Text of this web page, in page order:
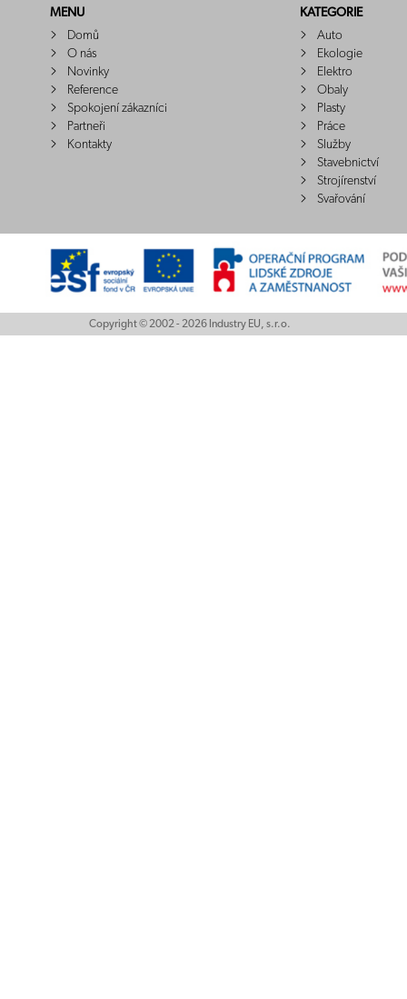
MENU
Domů
O nás
Novinky
Reference
Spokojení zákazníci
Partneři
Kontakty
KATEGORIE
Auto
Ekologie
Elektro
Obaly
Plasty
Práce
Služby
Stavebnictví
Strojírenství
Svařování
Copyright © 2002 - 2026 Industry EU, s.r.o.